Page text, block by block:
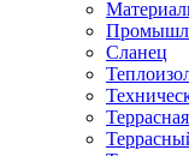
Сланец